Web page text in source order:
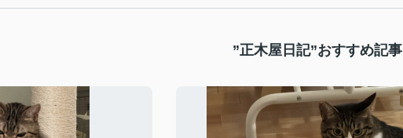
”正木屋日記”おすすめ記事